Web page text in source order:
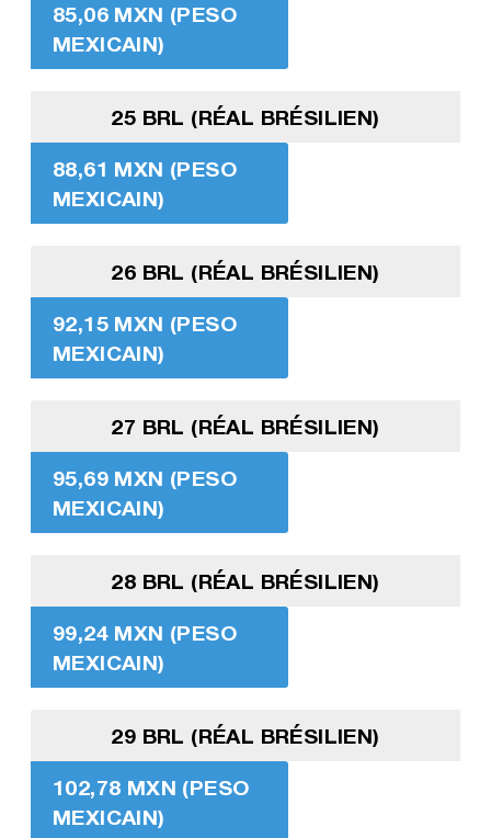
85,06 MXN (PESO
MEXICAIN)
25 BRL (RÉAL BRÉSILIEN)
88,61 MXN (PESO
MEXICAIN)
26 BRL (RÉAL BRÉSILIEN)
92,15 MXN (PESO
MEXICAIN)
27 BRL (RÉAL BRÉSILIEN)
95,69 MXN (PESO
MEXICAIN)
28 BRL (RÉAL BRÉSILIEN)
99,24 MXN (PESO
MEXICAIN)
29 BRL (RÉAL BRÉSILIEN)
102,78 MXN (PESO
MEXICAIN)